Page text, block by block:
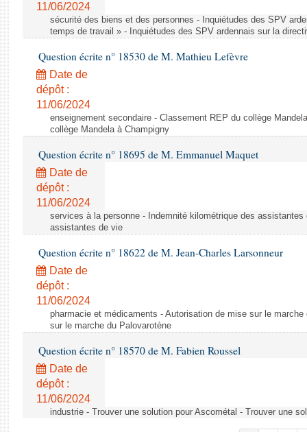
11/06/2024
sécurité des biens et des personnes - Inquiétudes des SPV
temps de travail » - Inquiétudes des SPV ardennais sur la
Question écrite n° 18530 de M. Mathieu Lefèvre
Date de
dépôt :
11/06/2024
enseignement secondaire - Classement REP du collège
collège Mandela à Champigny
Question écrite n° 18695 de M. Emmanuel Maquet
Date de
dépôt :
11/06/2024
services à la personne - Indemnité kilométrique des
assistantes de vie
Question écrite n° 18622 de M. Jean-Charles Larsonneur
Date de
dépôt :
11/06/2024
pharmacie et médicaments - Autorisation de mise sur le
sur le marche du Palovarotène
Question écrite n° 18570 de M. Fabien Roussel
Date de
dépôt :
11/06/2024
industrie - Trouver une solution pour Ascométal - Trouver une